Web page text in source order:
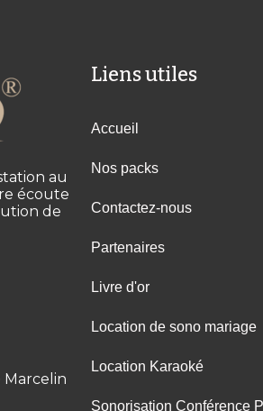
au
écoute
de
Marcelin
Liens utiles
Accueil
Nos packs
Contactez-nous
Partenaires
Livre d'or
Location de sono mariage
Location Karaoké
Sonorisation Conférence